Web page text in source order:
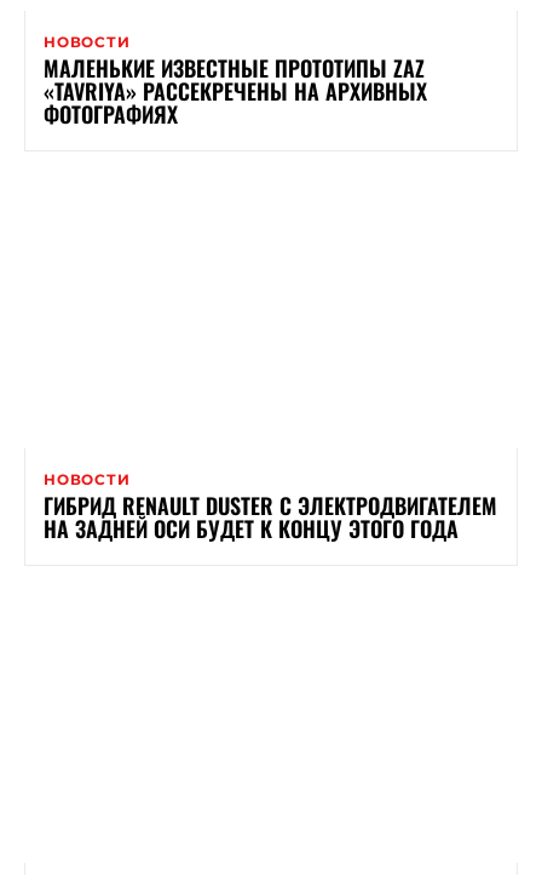
НОВОСТИ
МАЛЕНЬКИЕ ИЗВЕСТНЫЕ ПРОТОТИПЫ ZAZ
«TAVRIYA» РАССЕКРЕЧЕНЫ НА АРХИВНЫХ
ФОТОГРАФИЯХ
НОВОСТИ
ГИБРИД RENAULT DUSTER С ЭЛЕКТРОДВИГАТЕЛЕМ
НА ЗАДНЕЙ ОСИ БУДЕТ К КОНЦУ ЭТОГО ГОДА